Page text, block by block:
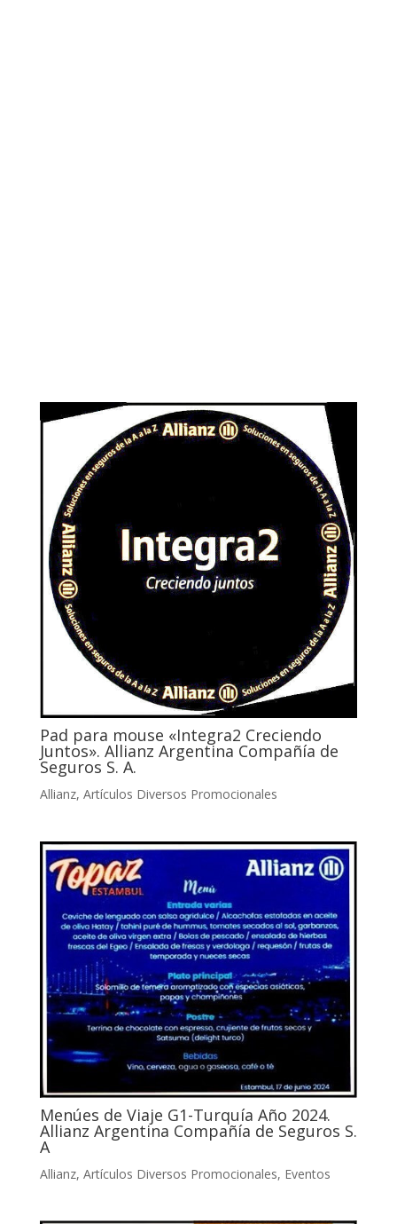
Pad para mouse «Integra2 Creciendo
Juntos». Allianz Argentina Compañía de
Seguros S. A.
Allianz, Artículos Diversos Promocionales
Menúes de Viaje G1-Turquía Año 2024.
Allianz Argentina Compañía de Seguros S.
A
Allianz, Artículos Diversos Promocionales, Eventos